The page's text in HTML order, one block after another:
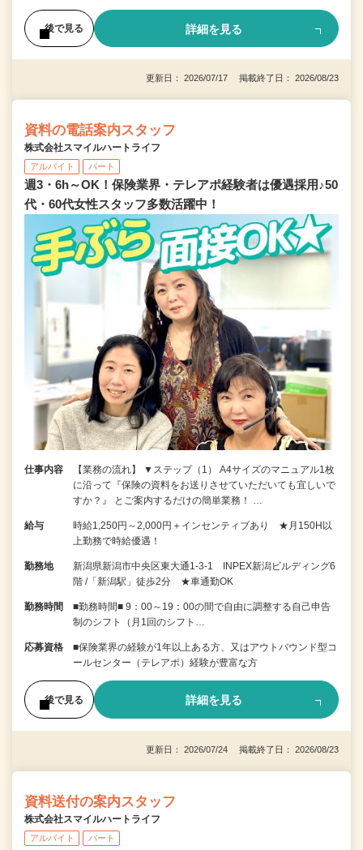
後で見る 詳細を見る
更新日： 2026/07/17 掲載終了日： 2026/08/23
資料の電話案内スタッフ
株式会社スマイルハートライフ
アルバイト パート
週3・6h～OK！保険業界・テレアポ経験者は優遇採用♪50
代・60代女性スタッフ多数活躍中！
仕事内容
【業務の流れ】 ▼ステップ（1） A4サイズのマニュアル1枚
に沿って『保険の資料をお送りさせていただいても宜しいで
すか？』 とご案内するだけの簡単業務！ …
給与
時給1,250円～2,000円＋インセンティブあり ★月150H以
上勤務で時給優遇！
勤務地
新潟県新潟市中央区東大通1-3-1 INPEX新潟ビルディング6
階 /「新潟駅」徒歩2分 ★車通勤OK
勤務時間
■勤務時間■ 9：00～19：00の間で自由に調整する自己申告
制のシフト（月1回のシフト…
応募資格
■保険業界の経験が1年以上ある方、又はアウトバウンド型コ
ールセンター（テレアポ）経験が豊富な方
後で見る 詳細を見る
更新日： 2026/07/24 掲載終了日： 2026/08/23
資料送付の案内スタッフ
株式会社スマイルハートライフ
アルバイト パート